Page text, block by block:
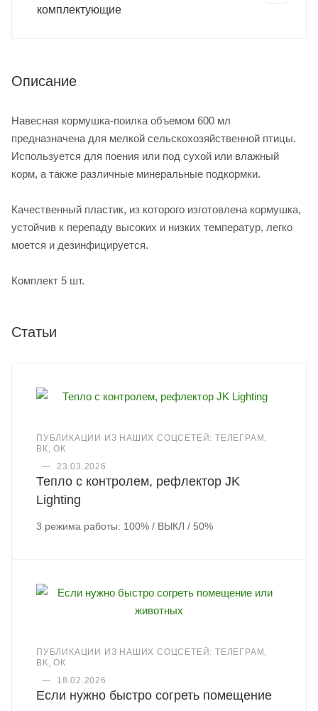
комплектующие
Описание
Навесная кормушка-поилка объемом 600 мл
предназначена для мелкой сельскохозяйственной птицы.
Используется для поения или под сухой или влажный
корм, а также различные минеральные подкормки.
Качественный пластик, из которого изготовлена кормушка,
устойчив к перепаду высоких и низких температур, легко
моется и дезинфицируется.
Комплект 5 шт.
Статьи
ПУБЛИКАЦИИ ИЗ НАШИХ СОЦСЕТЕЙ: ТЕЛЕГРАМ,
ВК, ОК
—
23.03.2026
Тепло с контролем, рефлектор JK
Lighting
3 режима работы: 100% / ВЫКЛ / 50%
ПУБЛИКАЦИИ ИЗ НАШИХ СОЦСЕТЕЙ: ТЕЛЕГРАМ,
ВК, ОК
—
18.02.2026
Если нужно быстро согреть помещение